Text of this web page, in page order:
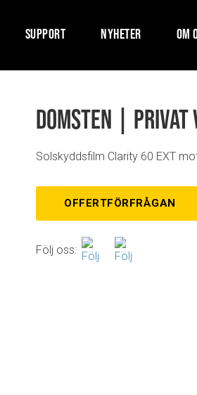
SUPPORT NYHETER OM
Domsten |
Solskyddsfilm Clarity 60 EXT
OFFERTFÖRFRÅGAN
Följ oss: